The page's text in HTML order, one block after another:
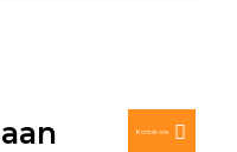
Kontak ons